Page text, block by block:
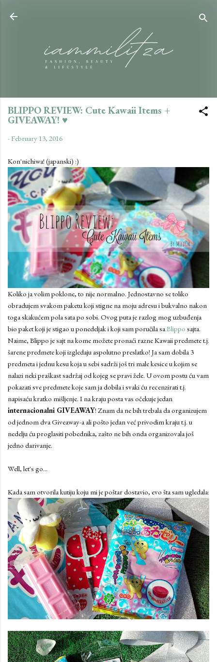
BLIPPO REVIEW: Cute Kawaii Items +
GIVEAWAY! ♥
-February 13, 2016
Kon'nichiwa! (japanski) :)
Koliko ja volim poklone, to nije normalno. Jednostavno se toliko
obradujem svakom paketu koji stigne na moju adresu i bukvalno nakon
toga skakućem pola sata po sobi. Ovog puta je razlog mog uzbuđenja
bio paket koji je stigao u ponedeljak i koji sam poručila saBlippo sajta.
Naime, Blippo je sajt na kome možete pronaći razne Kawaii predmete t.j.
šarene predmete koji izgledaju aspolutno preslatko! Ja sam dobila 3
predmeta i jednu kesu koja u sebi sadrži još tri male kesice u kojim se
nalazi neki praškast sadržaj od kojeg se pravi žele. U ovom postu ću vam
pokazati sve predmete koje sam ja dobila i svaki ću recenzirati t.j.
napisaću kratko mišljenje. I na kraju posta vas očekuje jedan
internacionalni GIVEAWAY! Znam da ne bih trebala da organizujem
od jednom dva Giveaway-a ali pošto jedan već privodim kraju t.j. u
nedelju ću proglasiti pobednika, zašto ne bih onda organizovala još
jedno darivanje.
Well, let's go...
Kada sam otvorila kutiju koju mi je poštar dostavio, evo šta sam ugledala: